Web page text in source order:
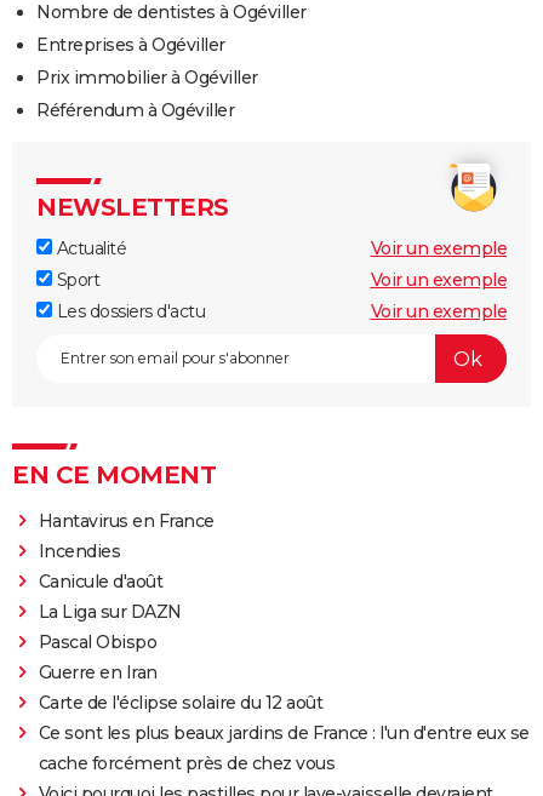
Nombre de dentistes à Ogéviller
Entreprises à Ogéviller
Prix immobilier à Ogéviller
Référendum à Ogéviller
NEWSLETTERS
Actualité
Voir un exemple
Sport
Voir un exemple
Les dossiers d'actu
Voir un exemple
EN CE MOMENT
Hantavirus en France
Incendies
Canicule d'août
La Liga sur DAZN
Pascal Obispo
Guerre en Iran
Carte de l'éclipse solaire du 12 août
Ce sont les plus beaux jardins de France : l'un d'entre eux se
cache forcément près de chez vous